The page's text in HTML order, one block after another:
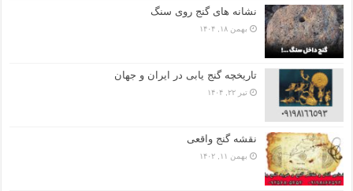
نشانه های گنج روی سنگ
بهمن ۱۸, ۱۴۰۴
تاریخچه گنج‌ یابی در ایران و جهان
تیر ۲۲, ۱۴۰۴
نقشه گنج واقعی
بهمن ۱۱, ۱۴۰۲